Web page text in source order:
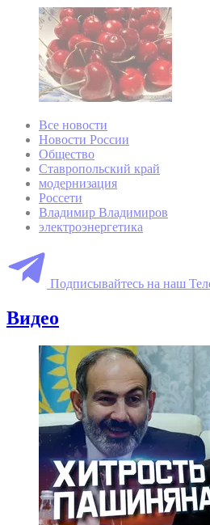
Все новости
Новости России
Общество
Ставропольский край
модернизация
Россети
Владимир Владимиров
электроэнергетика
Подписывайтесь на наш
Видео